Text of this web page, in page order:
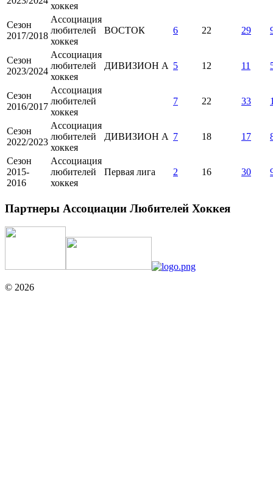
хоккея
Сезон
2017/2018
Ассоциация
любителей
хоккея
ВОСТОК 6 22 29
Сезон
2023/2024
Ассоциация
любителей
хоккея
ДИВИЗИОН А 5 12 11
Сезон
2016/2017
Ассоциация
любителей
хоккея
7 22 33
Сезон
2022/2023
Ассоциация
любителей
хоккея
ДИВИЗИОН А 7 18 17
Сезон
2015-
2016
Ассоциация
любителей
хоккея
Первая лига 2 16 30
Партнеры Ассоциации Любителей Хоккея
© 2026